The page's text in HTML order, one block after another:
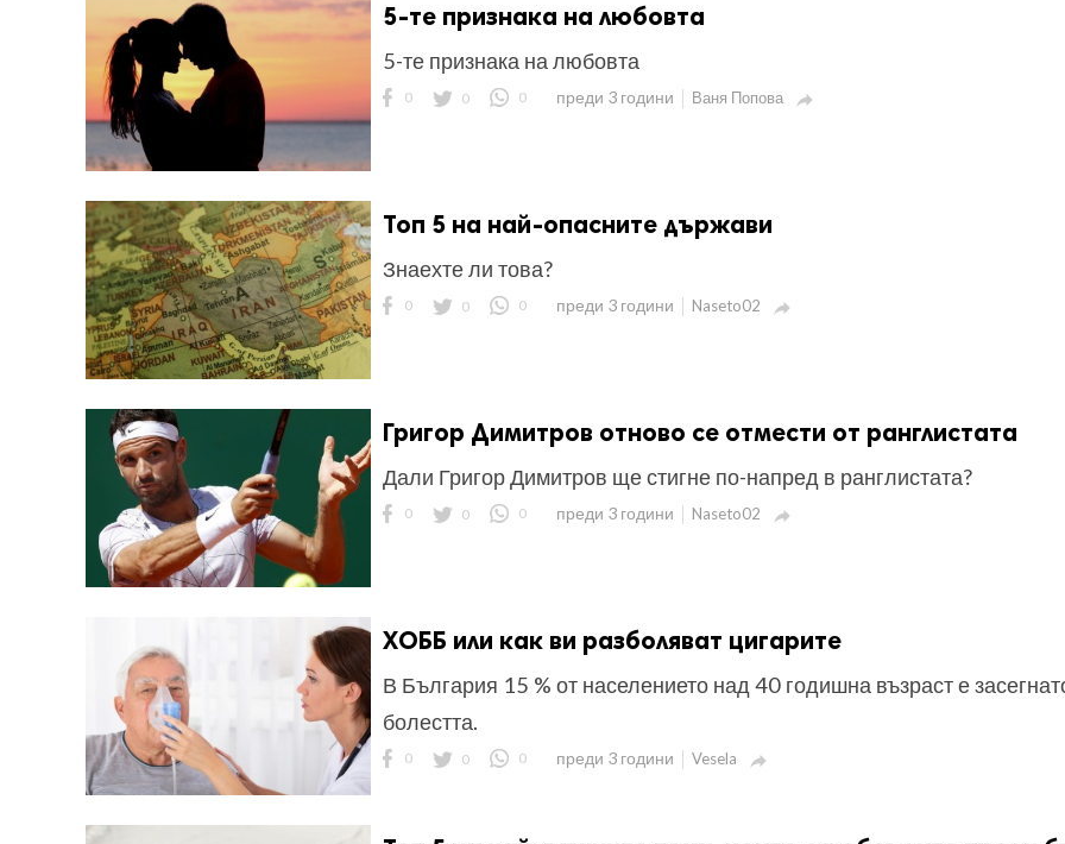
5-те признака на любовта
5-те признака на любовта
0 0 0 преди 3 години Ваня Попова 
Топ 5 на най-опасните държави
Знаехте ли това?
0 0 0 преди 3 години Naseto02 
Григор Димитров отново се отмести от ранглистата
Дали Григор Димитров ще стигне по-напред в ранглистата?
0 0 0 преди 3 години Naseto02 
ХОББ или как ви разболяват цигарите
В България 15 % от населението над 40 годишна възраст е
болестта.
0 0 0 преди 3 години Vesela 